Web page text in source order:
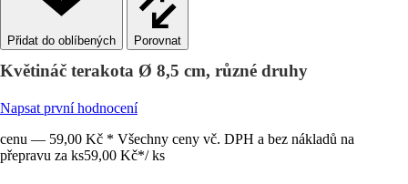
Porovnat
Květináč terakota Ø 8,5 cm, různé druhy
Napsat první hodnocení
cenu — 59,00 Kč * Všechny ceny vč. DPH a bez nákladů na
přepravu za ks59,00 Kč*/ ks